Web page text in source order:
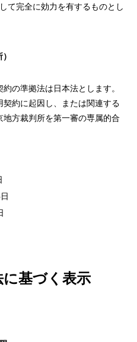
て完全に効力を有するものとし
の準拠法は日本法とします。
約に起因し、または関連する
方裁判所を第一審の専属的合
基づく表示